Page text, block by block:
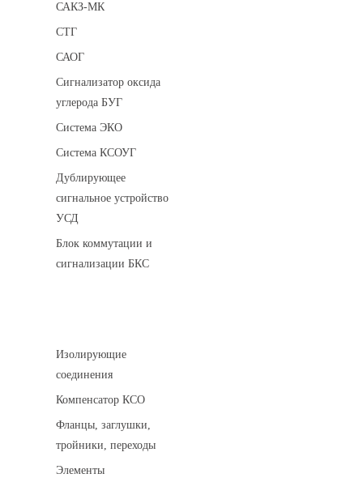
САКЗ-МК
СТГ
САОГ
Сигнализатор оксида
углерода БУГ
Система ЭКО
Система КСОУГ
Дублирующее
сигнальное устройство
УСД
Блок коммутации и
сигнализации БКС
Изолирующие
соединения
Компенсатор КСО
Фланцы, заглушки,
тройники, переходы
Элементы